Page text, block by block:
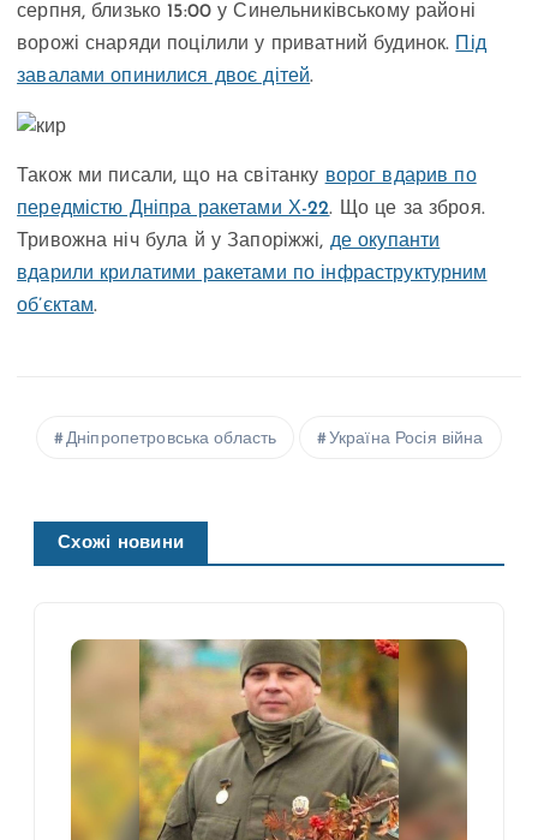
серпня, близько 15:00 у Синельниківському районі
ворожі снаряди поцілили у приватний будинок.
Під
завалами опинилися двоє дітей.
Також ми писали, що на світанку ворог вдарив по
передмістю Дніпра ракетами Х-22. Що це за зброя.
Тривожна ніч була й у Запоріжжі, де окупанти
вдарили крилатими ракетами по інфраструктурним
об’єктам.
Дніпропетровська область Україна Росія війна
Схожі новини